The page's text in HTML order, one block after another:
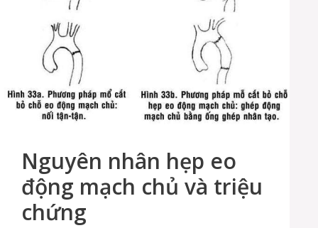
Nguyên nhân hẹp eo
động mạch chủ và triệu
chứng